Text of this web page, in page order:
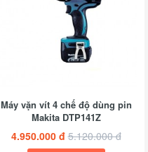
Máy vặn vít 4 chế độ dùng pin
Makita DTP141Z
4.950.000 đ 5.120.000 đ